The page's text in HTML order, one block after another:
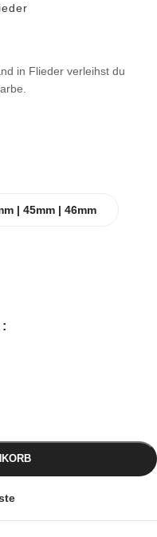
in Flieder verleihst du
| 45mm | 46mm